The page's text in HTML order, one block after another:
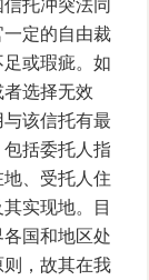
托冲突法同
定的自由裁
或瑕疵。如
选择无效
该信托有最
括委托人指
、受托人住
实现地。目
国和地区处
，故其在我